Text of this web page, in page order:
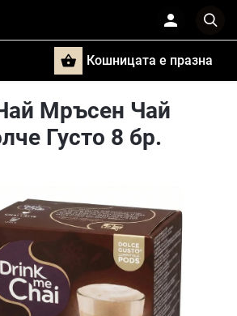
Кошницата e празна
Мръсен Чай
Густо 8 бр.